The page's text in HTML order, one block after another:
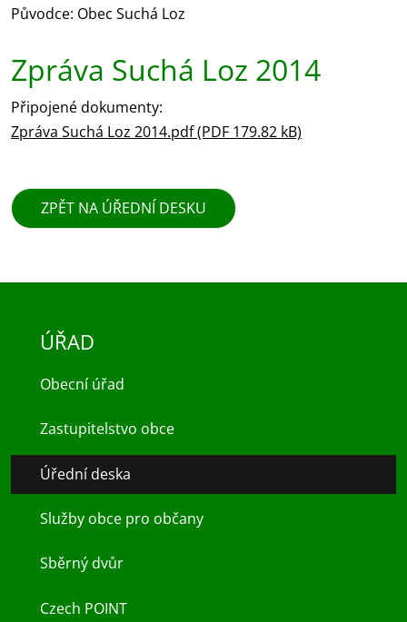
Původce: Obec Suchá Loz
Zpráva Suchá Loz 2014
Připojené dokumenty:
Zpráva Suchá Loz 2014.pdf (PDF 179.82 kB)
ZPĚT NA ÚŘEDNÍ DESKU
ÚŘAD
Obecní úřad
Zastupitelstvo obce
Úřední deska
Služby obce pro občany
Sběrný dvůr
Czech POINT